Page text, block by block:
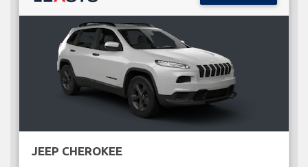
JEEP CHEROKEE